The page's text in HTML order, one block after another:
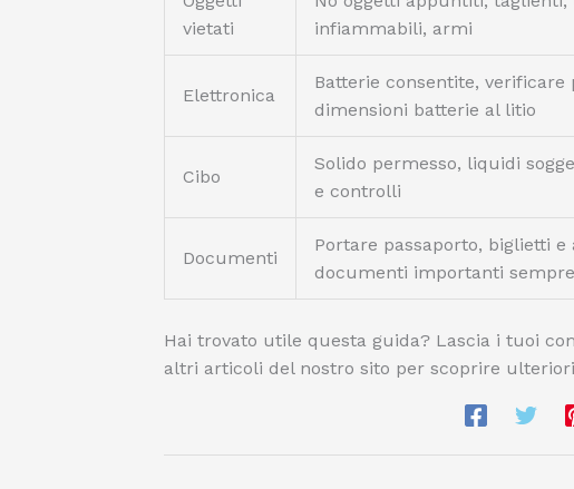
vietati
infiammabili, armi
Elettronica
Batterie consentite, verificare
dimensioni batterie al litio
Cibo
Solido permesso, liquidi
e controlli
Documenti
Portare passaporto, biglietti e
documenti importanti
Hai trovato utile questa guida? Lascia i tuoi
altri articoli del nostro sito per scoprire